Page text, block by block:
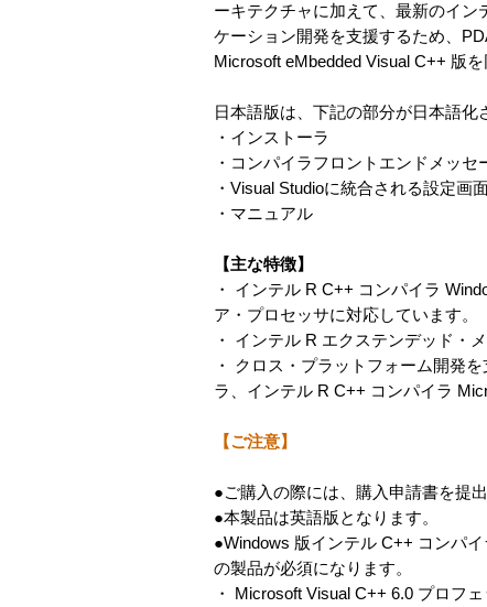
ーキテクチャに加えて、最新のイン
ケーション開発を支援するため、
Microsoft eMbedded Visual C++ 版を
日本語版は、下記の部分が日本語化
・インストーラ
・コンパイラフロントエンドメッセ
・Visual Studioに統合される設定画
・マニュアル
【主な特徴】
・ インテル R C++ コンパイラ
ア・プロセッサに対応しています。
・ インテル R エクステンデッド・
・ クロス・プラットフォーム開発
ラ、インテル R C++ コンパイラ
【ご注意】
●ご購入の際には、購入申請書を提
●本製品は英語版となります。
●Windows 版インテル C++ コンパ
の製品が必須になります。
・ Microsoft Visual C++ 6.0 プロフ